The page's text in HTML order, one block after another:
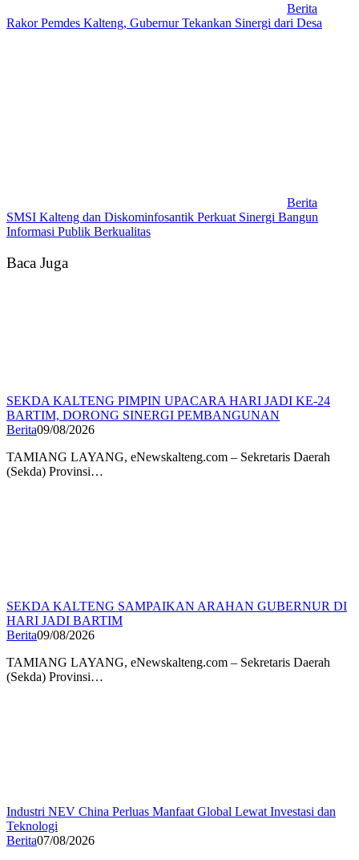
Berita
Rakor Pemdes Kalteng, Gubernur Tekankan Sinergi dari Desa
Berita
SMSI Kalteng dan Diskominfosantik Perkuat Sinergi Bangun
Informasi Publik Berkualitas
Baca Juga
SEKDA KALTENG PIMPIN UPACARA HARI JADI KE-24
BARTIM, DORONG SINERGI PEMBANGUNAN
Berita09/08/2026
TAMIANG LAYANG, eNewskalteng.com – Sekretaris Daerah
(Sekda) Provinsi…
SEKDA KALTENG SAMPAIKAN ARAHAN GUBERNUR DI
HARI JADI BARTIM
Berita09/08/2026
TAMIANG LAYANG, eNewskalteng.com – Sekretaris Daerah
(Sekda) Provinsi…
Industri NEV China Perluas Manfaat Global Lewat Investasi dan
Teknologi
Berita07/08/2026